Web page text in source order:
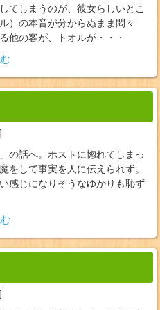
てしまうのが、彼女らしいとこ
）の本音が分からぬまま悶々
他の客が、トオルが・・・
]
の話へ。ホストに惚れてしまっ
をして事実を人に伝えられず。
感じになりそうなゆかりも恥ず
]